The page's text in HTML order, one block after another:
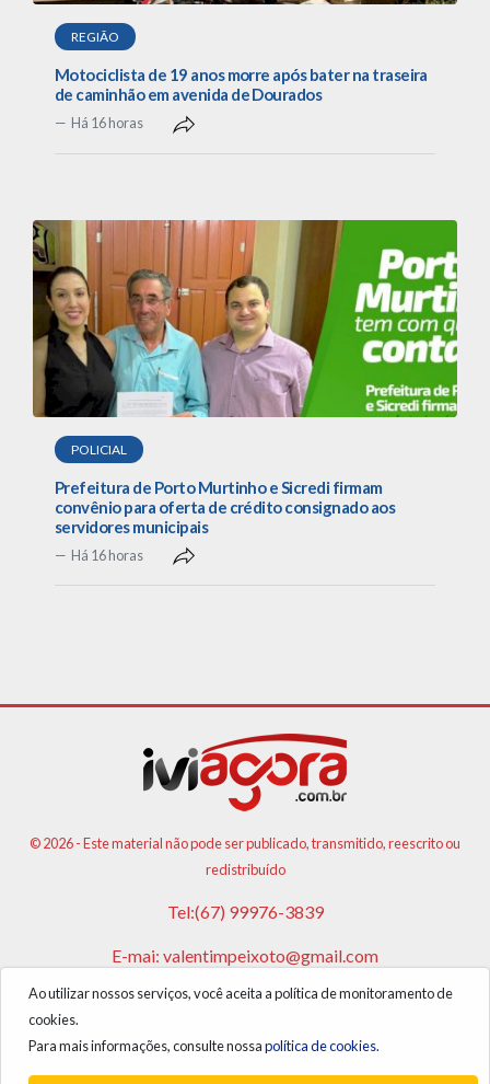
REGIÃO
Motociclista de 19 anos morre após bater na traseira
de caminhão em avenida de Dourados
Há 16 horas
POLICIAL
Prefeitura de Porto Murtinho e Sicredi firmam
convênio para oferta de crédito consignado aos
servidores municipais
Há 16 horas
Ao utilizar nossos serviços, você aceita a política de monitoramento de
cookies.
Para mais informações, consulte nossapolítica de cookies.
© 2026 - Este material não pode ser publicado, transmitido, reescrito ou
redistribuído
Tel:(67) 99976-3839
E-mai: valentimpeixoto@gmail.com
VPA AGENCIA DE PUBLICIDADES E NOTICIAS LTDA